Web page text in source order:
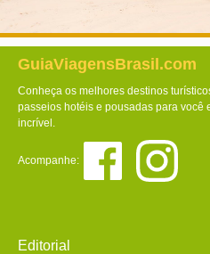
GuiaViagensBrasil.com
Conheça os melhores destinos
passeios hotéis e pousadas para você
incrível.
Acompanhe:
Editorial